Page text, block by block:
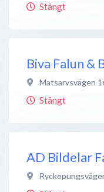
Stängt
Biva Falun &
Matsarvsvägen
Stängt
AD Bildelar